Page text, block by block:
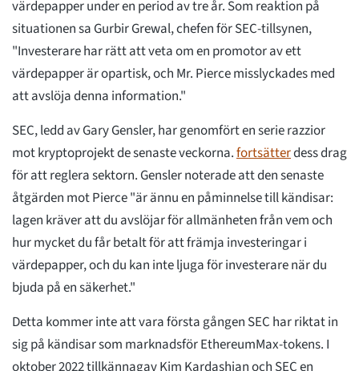
värdepapper under en period av tre år. Som reaktion på
situationen sa Gurbir Grewal, chefen för SEC-tillsynen,
"Investerare har rätt att veta om en promotor av ett
värdepapper är opartisk, och Mr. Pierce misslyckades med
att avslöja denna information."
SEC, ledd av Gary Gensler, har genomfört en serie razzior
mot kryptoprojekt de senaste veckorna.fortsätterdess drag
för att reglera sektorn. Gensler noterade att den senaste
åtgärden mot Pierce "är ännu en påminnelse till kändisar:
lagen kräver att du avslöjar för allmänheten från vem och
hur mycket du får betalt för att främja investeringar i
värdepapper, och du kan inte ljuga för investerare när du
bjuda på en säkerhet."
Detta kommer inte att vara första gången SEC har riktat in
sig på kändisar som marknadsför EthereumMax-tokens. I